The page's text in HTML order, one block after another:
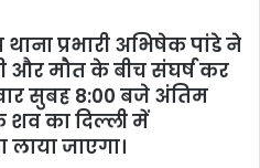
प्रभारी अभिषेक पांडे ने
और मौत के बीच संघर्ष कर
सुबह 8:00 बजे अंतिम
शव का दिल्ली में
जाएगा।